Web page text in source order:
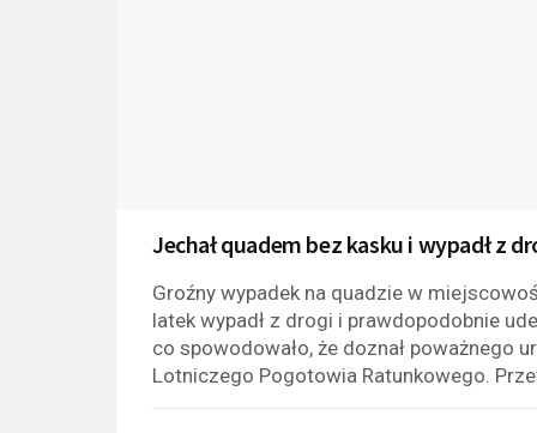
Jechał quadem bez kasku i wypadł z
Groźny wypadek na quadzie w
latek wypadł z drogi i prawdopodobnie
co spowodowało, że doznał poważnego
Lotniczego Pogotowia Ratunkowego.